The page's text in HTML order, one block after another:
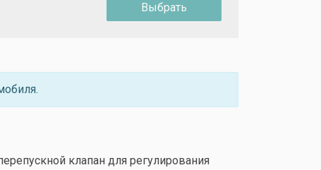
Выбрать
клапан для регулирования